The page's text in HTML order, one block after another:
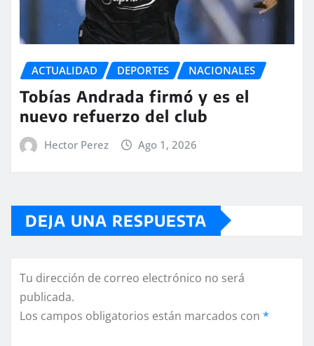
ACTUALIDAD DEPORTES NACIONALES
Tobías Andrada firmó y es el
nuevo refuerzo del club
Hector Perez Ago 1, 2026
DEJA UNA RESPUESTA
Tu dirección de correo electrónico no será
publicada.
Los campos obligatorios están marcados con *